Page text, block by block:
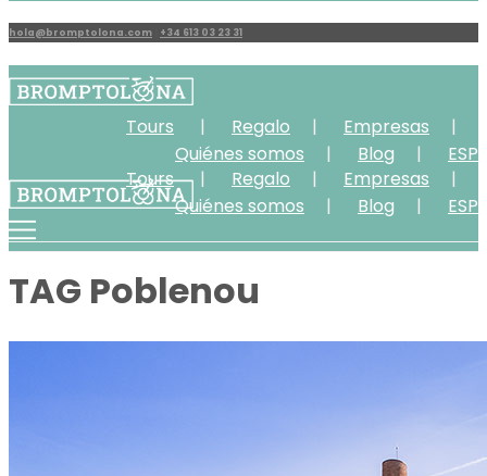
hola@bromptolona.com +34 613 03 23 31
Tours Regalo
Empresas
Quiénes somos
Blog
ESP
Tours
Regalo
Empresas
Quiénes somos
Blog ESP
TAG Poblenou